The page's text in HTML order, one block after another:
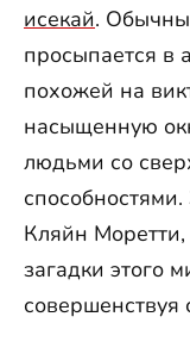
исекай.
просыпается в
похожей на
насыщенную
людьми со
Кляйн Моретти,
загадки этого
совершенствуя